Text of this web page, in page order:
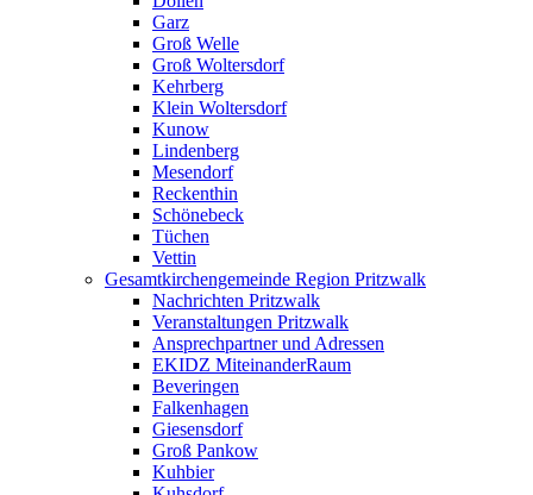
Garz
Groß Welle
Groß Woltersdorf
Kehrberg
Klein Woltersdorf
Kunow
Lindenberg
Mesendorf
Reckenthin
Schönebeck
Tüchen
Vettin
Gesamtkirchengemeinde Region Pritzwalk
Nachrichten Pritzwalk
Veranstaltungen Pritzwalk
Ansprechpartner und Adressen
EKIDZ MiteinanderRaum
Beveringen
Falkenhagen
Giesensdorf
Groß Pankow
Kuhbier